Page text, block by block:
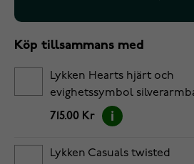
Köp tillsammans med
Lykken Hearts hjärt och
evighetssymbol
17+3cm
715.00 Kr
Lykken Casuals twisted